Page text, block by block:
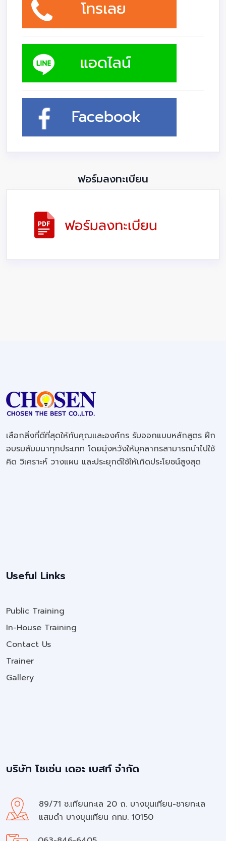
ฟอร์มลงทะเบียน
เลือกสิ่งที่ดีที่สุดให้กับคุณและองค์กร รับออกแบบหลักสูตร ฝึก
อบรมสัมมนาทุกประเภท โดยมุ่งหวังให้บุคลากรสามารถนำไปใช้
คิด วิเคราะห์ วางแผน และประยุกต์ใช้ให้เกิดประโยชน์สูงสุด
Useful Links
Public Training
In-House Training
Contact Us
Trainer
Gallery
บริษัท โชเซ่น เดอะ เบสท์ จำกัด
89/71 ซ.เทียนทะเล 20 ถ. บางขุนเทียน-ชายทะเล
แสมดำ บางขุนเทียน กทม. 10150